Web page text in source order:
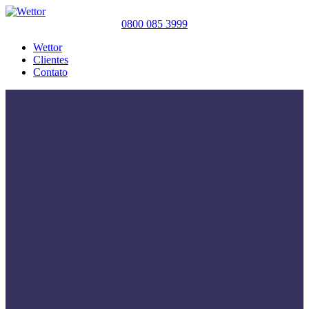
0800 085 3999
Wettor
Clientes
Contato